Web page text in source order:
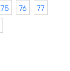
75 76
77